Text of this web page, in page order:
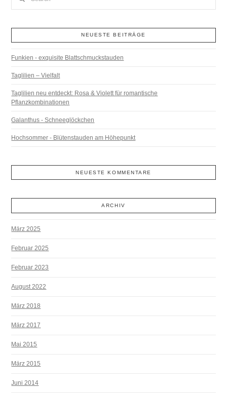
NEUESTE BEITRÄGE
Funkien - exquisite Blattschmuckstauden
Taglilien – Vielfalt
Taglilien neu entdeckt: Rosa & Violett für romantische
Pflanzkombinationen
Galanthus - Schneeglöckchen
Hochsommer - Blütenstauden am Höhepunkt
NEUESTE KOMMENTARE
ARCHIV
März 2025
Februar 2025
Februar 2023
August 2022
März 2018
März 2017
Mai 2015
März 2015
Juni 2014